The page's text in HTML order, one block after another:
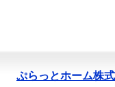
ぷらっとホーム株